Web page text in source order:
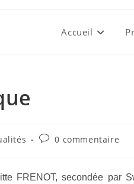
Accueil
Commentaires
publication :
0 commentaire
FRENOT, secondée par